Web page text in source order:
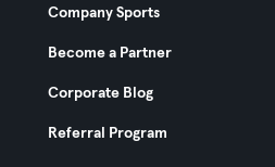
Company Sports
Become a Partner
Corporate Blog
Referral Program